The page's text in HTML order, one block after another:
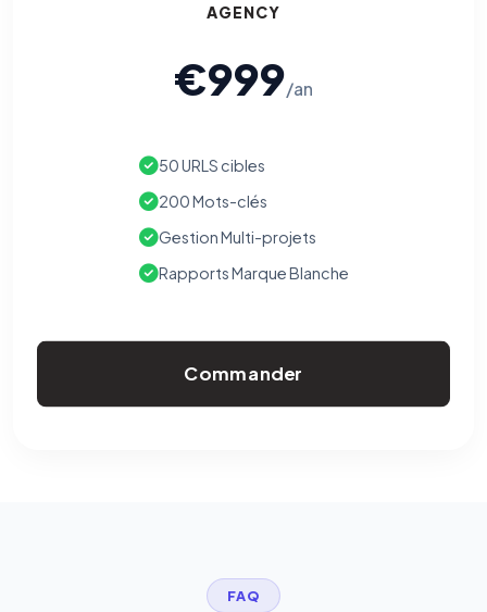
AGENCY
€999/an
50 URLS cibles
200 Mots-clés
Gestion Multi-projets
Rapports Marque Blanche
Commander
FAQ